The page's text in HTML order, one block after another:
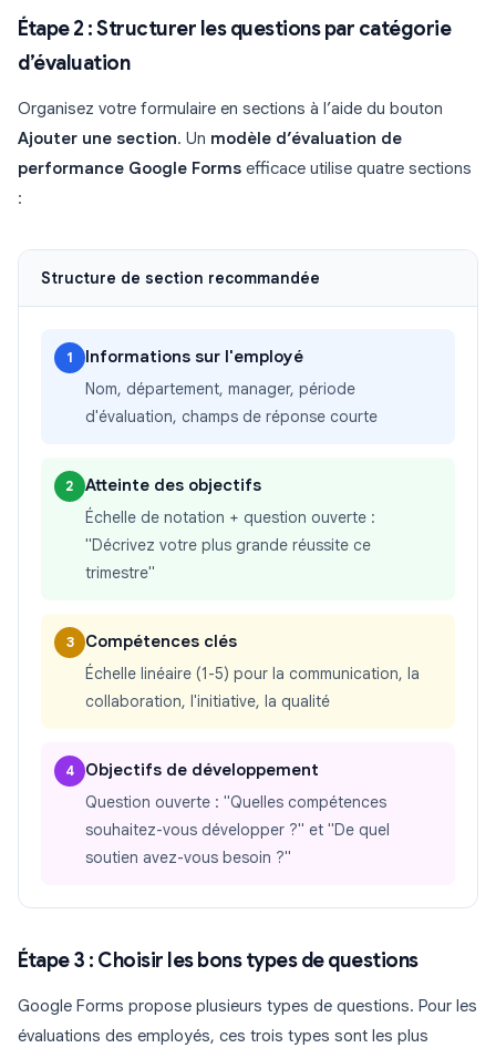
Étape 2 : Structurer les questions par catégorie
d’évaluation
Organisez votre formulaire en sections à l’aide du bouton
Ajouter une section. Un modèle d’évaluation de
performance Google Forms efficace utilise quatre sections
:
Structure de section recommandée
1
Informations sur l'employé
Nom, département, manager, période
d'évaluation, champs de réponse courte
2
Atteinte des objectifs
Échelle de notation + question ouverte :
"Décrivez votre plus grande réussite ce
trimestre"
3
Compétences clés
Échelle linéaire (1-5) pour la communication, la
collaboration, l'initiative, la qualité
4
Objectifs de développement
Question ouverte : "Quelles compétences
souhaitez-vous développer ?" et "De quel
soutien avez-vous besoin ?"
Étape 3 : Choisir les bons types de questions
Google Forms propose plusieurs types de questions. Pour les
évaluations des employés, ces trois types sont les plus